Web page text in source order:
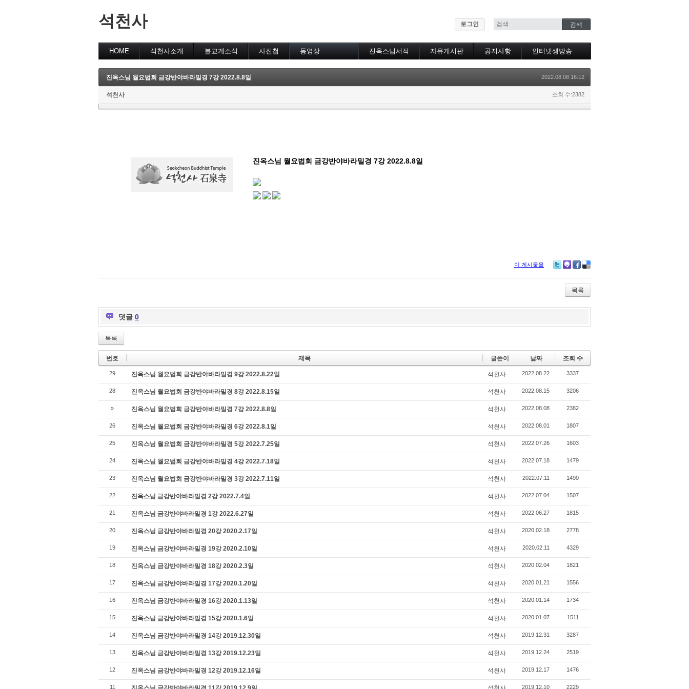
석천사 로그인
HOME 석천사소개 불교계소식 사진첩 동영상
특별법회
람림
법성게
보살37수행법
진옥스님서적 자유게시판 공지사항 인터넷생방송
진옥스님 월요법회 금강반야바라밀경 7강 2022.8.8일
2022.08.08 16:12
석천사 조회 수:2382
진옥스님 월요법회 금강반야바라밀경 7강 2022.8.8일
이 게시물을
y
bo
ok
ou
s
목록
댓글 0
목록
번호 제목 글쓴이 날짜 조회 수
29 진옥스님 월요법회 금강반야바라밀경 9강 2022.8.22일 석천사 2022.08.22 3337
28 진옥스님 월요법회 금강반야바라밀경 8강 2022.8.15일 석천사 2022.08.15 3206
» 진옥스님 월요법회 금강반야바라밀경 7강 2022.8.8일 석천사 2022.08.08 2382
26 진옥스님 월요법회 금강반야바라밀경 6강 2022.8.1일 석천사 2022.08.01 1807
25 진옥스님 월요법회 금강반야바라밀경 5강 2022.7.25일 석천사 2022.07.26 1603
24 진옥스님 월요법회 금강반야바라밀경 4강 2022.7.18일 석천사 2022.07.18 1479
23 진옥스님 월요법회 금강반야바라밀경 3강 2022.7.11일 석천사 2022.07.11 1490
22 진옥스님 금강반야바라밀경 2강 2022.7.4일 석천사 2022.07.04 1507
21 진옥스님 금강반야바라밀경 1강 2022.6.27일 석천사 2022.06.27 1815
20 진옥스님 금강반야바라밀경 20강 2020.2.17일 석천사 2020.02.18 2778
19 진옥스님 금강반야바라밀경 19강 2020.2.10일 석천사 2020.02.11 4329
18 진옥스님 금강반야바라밀경 18강 2020.2.3일 석천사 2020.02.04 1821
17 진옥스님 금강반야바라밀경 17강 2020.1.20일 석천사 2020.01.21 1556
16 진옥스님 금강반야바라밀경 16강 2020.1.13일 석천사 2020.01.14 1734
15 진옥스님 금강반야바라밀경 15강 2020.1.6일 석천사 2020.01.07 1511
14 진옥스님 금강반야바라밀경 14강 2019.12.30일 석천사 2019.12.31 3287
13 진옥스님 금강반야바라밀경 13강 2019.12.23일 석천사 2019.12.24 2519
12 진옥스님 금강반야바라밀경 12강 2019.12.16일 석천사 2019.12.17 1476
11 2019.12.10 2229